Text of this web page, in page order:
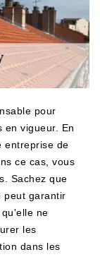
pour
en vigueur. En
entreprise de
ce cas, vous
Sachez que
peut garantir
ne
les
dans les